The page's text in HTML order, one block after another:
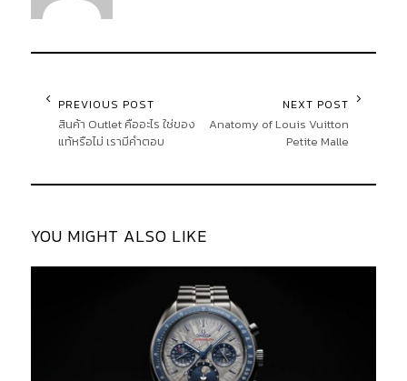
PREVIOUS POST
สินค้า Outlet คืออะไร ใช่ของ
แท้หรือไม่ เรามีคำตอบ
NEXT POST
Anatomy of Louis Vuitton
Petite Malle
YOU MIGHT ALSO LIKE